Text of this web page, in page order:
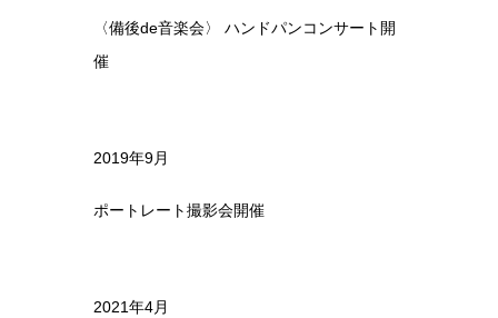
〈備後de音楽会〉 ハンドパンコンサート開
催
2019年9月
ポートレート撮影会開催
2021年4月